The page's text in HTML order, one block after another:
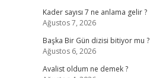
Kader sayısı 7 ne anlama gelir ?
Ağustos 7, 2026
Başka Bir Gün dizisi bitiyor mu ?
Ağustos 6, 2026
Avalist oldum ne demek ?